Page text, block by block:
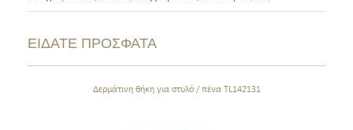
ΕΙΔΑΤΕ ΠΡΟΣΦΑΤΑ
Δερμάτινη θήκη για στυλό / πένα TL142131